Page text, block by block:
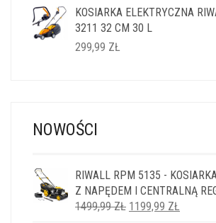
KOSIARKA ELEKTRYCZNA
3211 32 CM 30 L
299,99 ZŁ
NOWOŚCI
RIWALL RPM 5135 -
Z NAPĘDEM I CENTRALNĄ
1499,99ZŁ PIERWOTNA
1199,99 ZŁ